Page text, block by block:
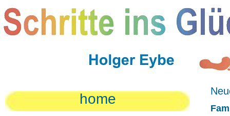
home